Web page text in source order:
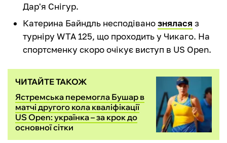
Дар'я Снігур.
Катерина Байндль несподіванознялася з
турніру WTA 125, що проходить у Чикаго. На
спортсменку скоро очікує виступ в US Open.
ЧИТАЙТЕ ТАКОЖ
Ястремська перемогла Бушар в
матчі другого кола кваліфікації
US Open: українка – за крок до
основної сітки